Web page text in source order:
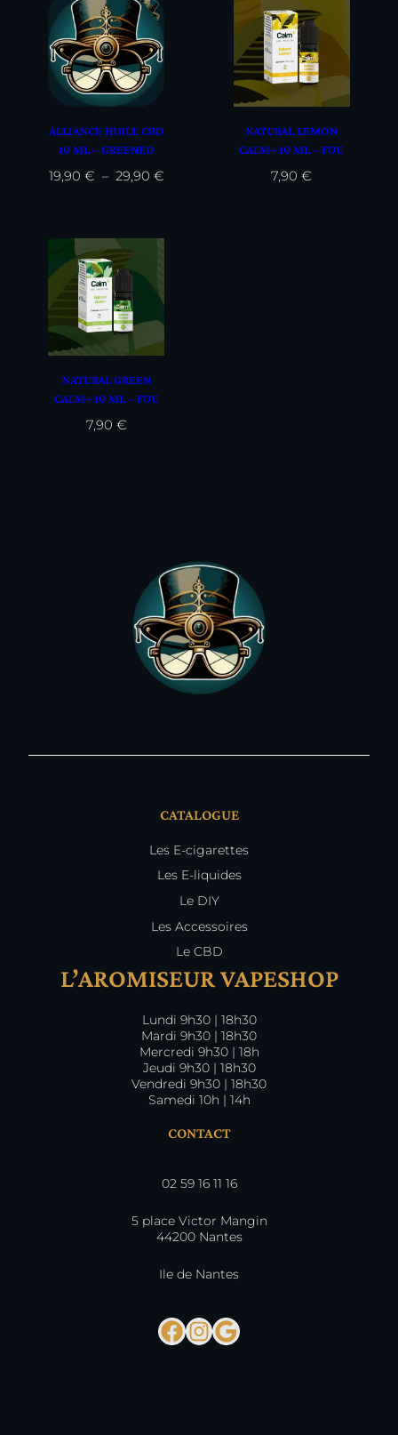
ALLIANCE HUILE CBD
10 ML – GREENEO
19,90 € – 29,90 €Plage
à
NATURAL LEMON
CALM+ 10 ML – FUU
7,90€
NATURAL GREEN
CALM+ 10 ML – FUU
7,90 €
CATALOGUE
Les E-cigarettes
Les E-liquides
Le DIY
Les Accessoires
Le CBD
L’AROMISEUR VAPESHOP
Lundi 9h30 | 18h30
Mardi 9h30 | 18h30
Mercredi 9h30 | 18h
Jeudi 9h30 | 18h30
Vendredi 9h30 | 18h30
Samedi 10h | 14h
CONTACT
02 59 16 11 16
5 place Victor Mangin
44200 Nantes
Ile de Nantes
Facebook
Instagram
Google